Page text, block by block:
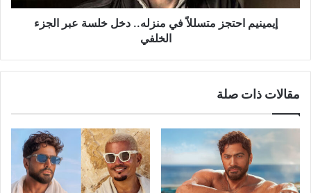
الجزء
الخلفيإيمينيم احتجز متسللاً في منزله.. دخل خلسة عبر الجزء
الخلفي
مقالات ذات صلة